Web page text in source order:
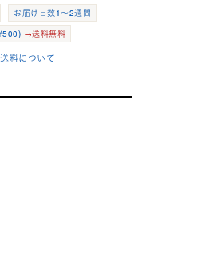
お届け日数1～2週間
500) →送料無料
料について